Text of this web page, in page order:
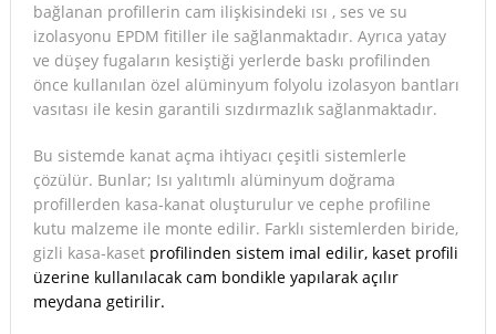
bağlanan profillerin cam ilişkisindeki ısı , ses ve su
izolasyonu EPDM fitiller ile sağlanmaktadır. Ayrıca yatay
ve düşey fugaların kesiştiği yerlerde baskı profilinden
önce kullanılan özel alüminyum folyolu izolasyon bantları
vasıtası ile kesin garantili sızdırmazlık sağlanmaktadır.
Bu sistemde kanat açma ihtiyacı çeşitli sistemlerle
çözülür. Bunlar; Isı yalıtımlı alüminyum doğrama
profillerden kasa-kanat oluşturulur ve cephe profiline
kutu malzeme ile monte edilir. Farklı sistemlerden biride,
gizli kasa-kaset profilinden sistem imal edilir, kaset profili
üzerine kullanılacak cam bondikle yapılarak açılır
meydana getirilir.